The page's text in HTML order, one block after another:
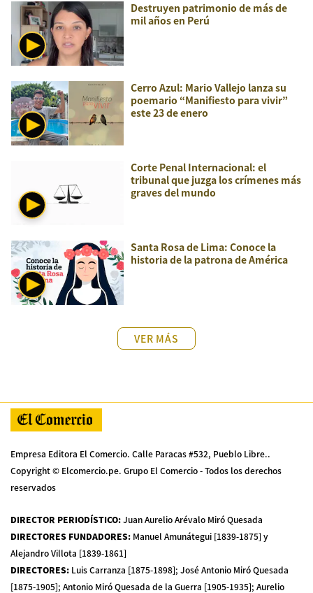
Destruyen patrimonio de más de
mil años en Perú
Cerro Azul: Mario Vallejo lanza su
poemario “Manifiesto para vivir”
este 23 de enero
Corte Penal Internacional: el
tribunal que juzga los crímenes más
graves del mundo
Santa Rosa de Lima: Conoce la
historia de la patrona de América
VER MÁS
Empresa Editora El Comercio. Calle Paracas #532, Pueblo Libre..
Copyright © Elcomercio.pe. Grupo El Comercio - Todos los derechos
reservados
DIRECTOR PERIODÍSTICO:Juan Aurelio Arévalo Miró Quesada
DIRECTORES FUNDADORES: Manuel Amunátegui [1839-1875] y
Alejandro Villota [1839-1861]
DIRECTORES: Luis Carranza [1875-1898]; José Antonio Miró Quesada
[1875-1905]; Antonio Miró Quesada de la Guerra [1905-1935]; Aurelio